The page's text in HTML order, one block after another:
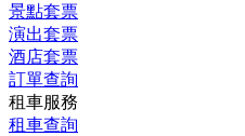
景點套票
演出套票
酒店套票
訂單查詢
租車服務
租車查詢